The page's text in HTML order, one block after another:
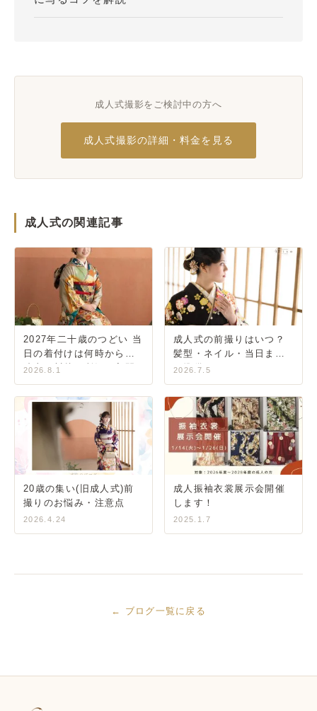
成人式撮影をご検討中の方へ
成人式撮影の詳細・料金を見る
成人式の関連記事
2027年二十歳のつどい 当
日の着付けは何時から？
狭山・川越・所沢・入間
2026.8.1
成人式の前撮りはいつ？
髪型・ネイル・当日まで
の準備ガイド
2026.7.5
20歳の集い(旧成人式)前
撮りのお悩み・注意点
2026.4.24
成人振袖衣裳展示会開催
します！
2025.1.7
← ブログ一覧に戻る